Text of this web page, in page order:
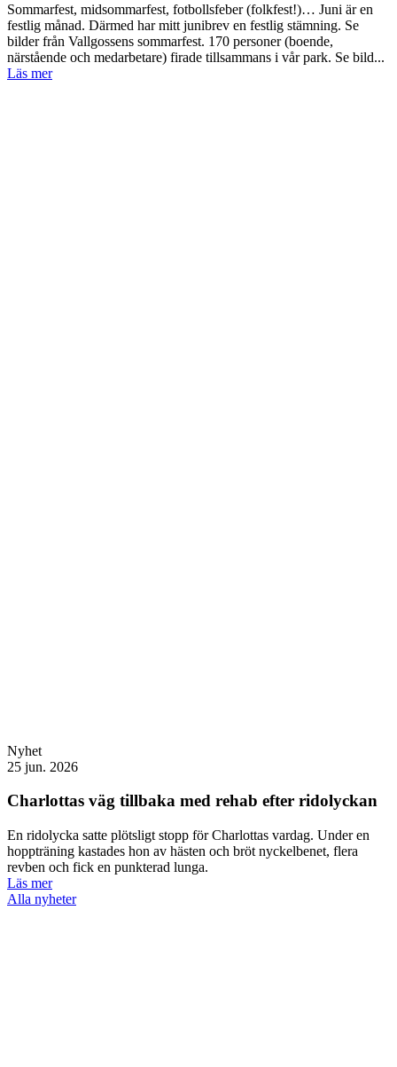
Sommarfest, midsommarfest, fotbollsfeber (folkfest!)… Juni är en
festlig månad. Därmed har mitt junibrev en festlig stämning. Se
bilder från Vallgossens sommarfest. 170 personer (boende,
närstående och medarbetare) firade tillsammans i vår park. Se bild...
Läs mer
Nyhet
25 jun. 2026
Charlottas väg tillbaka med rehab efter ridolyckan
En ridolycka satte plötsligt stopp för Charlottas vardag. Under en
hoppträning kastades hon av hästen och bröt nyckelbenet, flera
revben och fick en punkterad lunga.
Läs mer
Alla nyheter